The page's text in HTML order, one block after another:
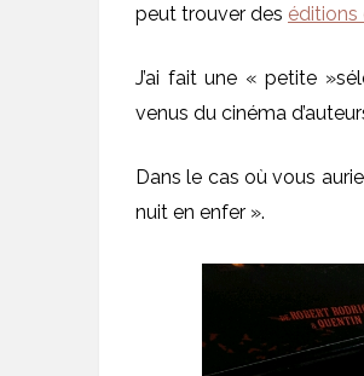
peut trouver des
J’ai fait une « petite
venus du cinéma
Dans le cas où vous
nuit en enfer ».